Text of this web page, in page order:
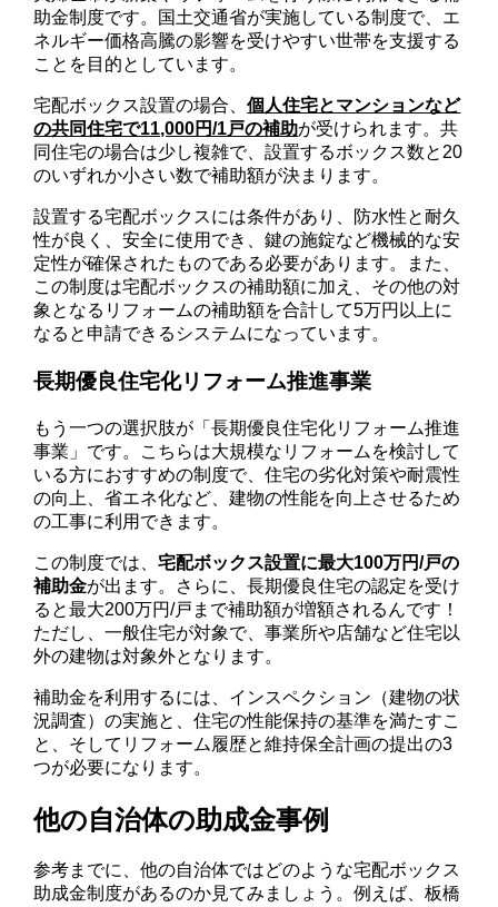
助金制度です。国土交通省が実施している制度で、エ
ネルギー価格高騰の影響を受けやすい世帯を支援する
ことを目的としています。
宅配ボックス設置の場合、個人住宅とマンションなど
の共同住宅で11,000円/1戸の補助が受けられます。共
同住宅の場合は少し複雑で、設置するボックス数と20
のいずれか小さい数で補助額が決まります。
設置する宅配ボックスには条件があり、防水性と耐久
性が良く、安全に使用でき、鍵の施錠など機械的な安
定性が確保されたものである必要があります。また、
この制度は宅配ボックスの補助額に加え、その他の対
象となるリフォームの補助額を合計して5万円以上に
なると申請できるシステムになっています。
長期優良住宅化リフォーム推進事業
もう一つの選択肢が「長期優良住宅化リフォーム推進
事業」です。こちらは大規模なリフォームを検討して
いる方におすすめの制度で、住宅の劣化対策や耐震性
の向上、省エネ化など、建物の性能を向上させるため
の工事に利用できます。
この制度では、宅配ボックス設置に最大100万円/戸の
補助金が出ます。さらに、長期優良住宅の認定を受け
ると最大200万円/戸まで補助額が増額されるんです！
ただし、一般住宅が対象で、事業所や店舗など住宅以
外の建物は対象外となります。
補助金を利用するには、インスペクション（建物の状
況調査）の実施と、住宅の性能保持の基準を満たすこ
と、そしてリフォーム履歴と維持保全計画の提出の3
つが必要になります。
他の自治体の助成金事例
参考までに、他の自治体ではどのような宅配ボックス
助成金制度があるのか見てみましょう。例えば、板橋